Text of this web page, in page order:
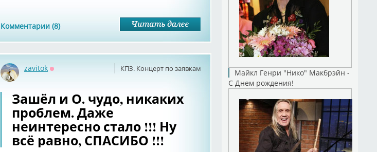
Комментарии (8)
КПЗ. Концерт по заявкам
zavitok
Зашёл и О. чудо, никаких
проблем. Даже
неинтересно стало !!! Ну
всё равно, СПАСИБО !!!
Майкл Генри "Нико" Макбрэйн -
С Днем рождения!